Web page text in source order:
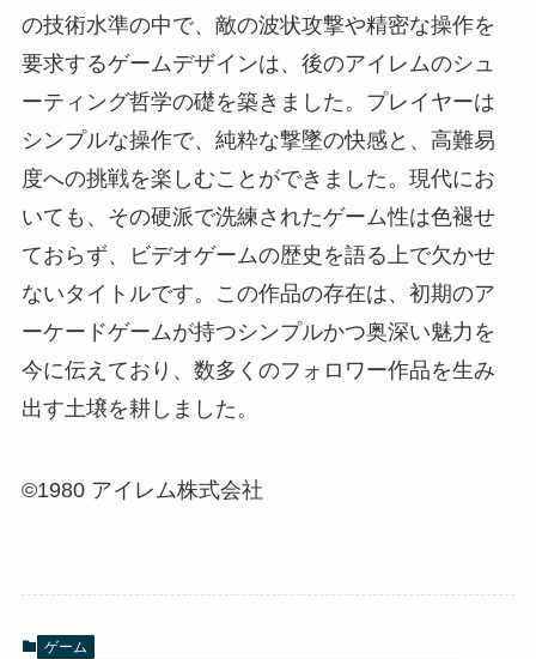
の技術水準の中で、敵の波状攻撃や精密な操作を
要求するゲームデザインは、後のアイレムのシュ
ーティング哲学の礎を築きました。プレイヤーは
シンプルな操作で、純粋な撃墜の快感と、高難易
度への挑戦を楽しむことができました。現代にお
いても、その硬派で洗練されたゲーム性は色褪せ
ておらず、ビデオゲームの歴史を語る上で欠かせ
ないタイトルです。この作品の存在は、初期のア
ーケードゲームが持つシンプルかつ奥深い魅力を
今に伝えており、数多くのフォロワー作品を生み
出す土壌を耕しました。
©1980 アイレム株式会社
ゲーム